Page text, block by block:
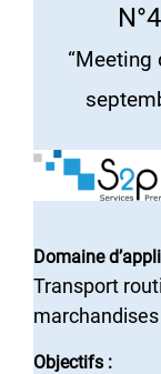
N°4
“Meeting
Domaine
Transport
marchandises
Objectifs :